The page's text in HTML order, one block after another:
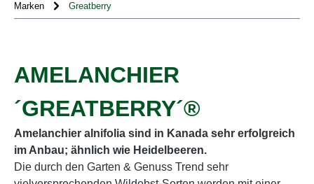
Marken Greatberry
AMELANCHIER
´GREATBERRY´®
Amelanchier alnifolia sind in Kanada sehr erfolgreich
im Anbau; ähnlich wie Heidelbeeren.
Die durch den Garten & Genuss Trend sehr